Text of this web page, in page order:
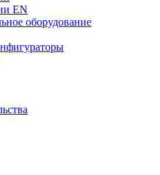
EN
оборудование